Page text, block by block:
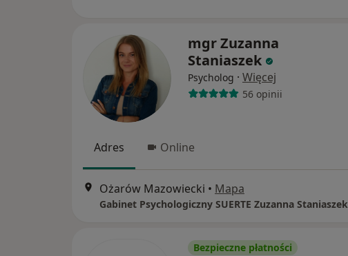
mgr Zuzanna
Staniaszek
Psycholog · Więcej
56 opinii
Adres Online
Ożarów Mazowiecki • Mapa
Gabinet Psychologiczny SUERTE Zuzanna Staniaszek
Bezpieczne płatności